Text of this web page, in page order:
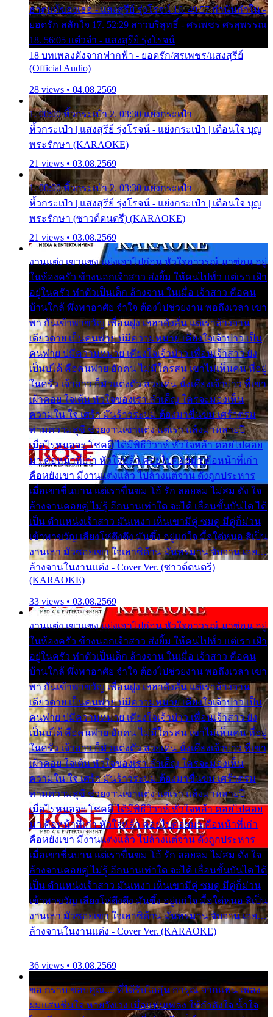
ธาตุแท้ของเธอ - แสงสุรีย์ รุ่งโรจน์ 16. 49:57 กำนันกำใน -
ยอดรัก สลักใจ 17. 52:29 สาวบริสุทธิ์ - ศรเพชร ศรสุพรรณ
18. 56:05 แต๋วจ๋า - แสงสุรีย์ รุ่งโรจน์
18 บทเพลงดังจากฟากฟ้า - ยอดรัก/ศรเพชร/แสงสุรีย์
(Official Audio)
28 views • 04.08.2569
1. 00:00 หิ้วกระเป๋า 2. 03:30 แย่งกระเป๋า
หิ้วกระเป๋า | แสงสุรีย์ รุ่งโรจน์ - แย่งกระเป๋า | เตือนใจ บุญ
พระรักษา (KARAOKE)
21 views • 03.08.2569
1. 00:00 หิ้วกระเป๋า 2. 03:30 แย่งกระเป๋า
หิ้วกระเป๋า | แสงสุรีย์ รุ่งโรจน์ - แย่งกระเป๋า | เตือนใจ บุญ
พระรักษา (ซาวด์ดนตรี) (KARAOKE)
21 views • 03.08.2569
งานแต่ง เขาแซง แย่งเอาไปก่อน หัวใจอาวรณ์ มาซ่อน อยู่
ในห้องครัว ข้างนอกเจ้าสาว ส่งยิ้ม ให้คนไปทั่ว แต่เรา เฝ้า
อยู่ในครัว ทำตัวเป็นเด็ก ล้างจาน ในเมื่อ เจ้าสาว คือคน
บ้านใกล้ พึ่งพาอาศัย จำใจ ต้องไปช่วยงาน พอถึงเวลา เขา
พา กันเข้าพาขวัญ เพื่อนฝูง เฮฮาดังลั่น แต่เราล้างจาน
เดียวดาย เป็นคนพ่าย บ่มีความหมาย เคียงใจเจ้าบ่าว เป็น
คนพ่าย บ่มีความหมาย เคียงใจเจ้าบ่าว เพื่อนเจ้าสาว ยัง
เป็นบ่ได้ คือคนพ่าย ฮักคน ไม่มีใครสน เขาไม่เห็นคน ที่อยู่
ในครัว เจ้าสาว ก็มัวแต่งตัว สวยเด่น นั่งเคียงเจ้าบ่าว ที่เขา
เฝ้าคอย ใจเต้น หัวใจของเรา ลำเค็ญ ใครจะมองเห็น
ความใน ใจ เศร้า มันร้าวระบม ต้องมาขื่นขม เศร้าตรม
ท่ามความสุขี ช่วยงานเขาแต่ง แต่เรา แล้งมาหลายปี
เมื่อไรหนอจะ โชคดี ได้มีพิธีวิวาห์ หัวใจหล้า คอยไปคอย
มา คือหน้าที่เก่า หัวใจหล้า คอยไปคอยมา คือหน้าที่เก่า
คือหยังเขา มีงานแต่งแล้ว ไปล้างแต่จาน ดั่งถูกประหาร
เมื่อเขาชื่นบาน แต่เราขื่นขม โอ้ รัก ลอยลม ไม่สม ดัง ใจ
ล้างจานคอยคู่ ไม่รู้ อีกนานเท่าใด จะได้ เลื่อนขั้นบันได ได้
เป็น ตำแหน่งเจ้าสาว มันเหงา เห็นเขามีคู่ ซมดู มีคู่ก็ม่วน
เข้าพาขวัญ เสียงโห่ตึงตึง มันซึ้ง อยู่แก่ใจ มื้อใด๋หนอ สิเป็น
งานเฮา มัวซอยเขา ใจเฮาซิด้าน มันทรมาน จับจาน เอย…
ล้างจานในงานแต่ง - Cover Ver. (ซาวด์ดนตรี)
(KARAOKE)
33 views • 03.08.2569
งานแต่ง เขาแซง แย่งเอาไปก่อน หัวใจอาวรณ์ มาซ่อน อยู่
ในห้องครัว ข้างนอกเจ้าสาว ส่งยิ้ม ให้คนไปทั่ว แต่เรา เฝ้า
อยู่ในครัว ทำตัวเป็นเด็ก ล้างจาน ในเมื่อ เจ้าสาว คือคน
บ้านใกล้ พึ่งพาอาศัย จำใจ ต้องไปช่วยงาน พอถึงเวลา เขา
พา กันเข้าพาขวัญ เพื่อนฝูง เฮฮาดังลั่น แต่เราล้างจาน
เดียวดาย เป็นคนพ่าย บ่มีความหมาย เคียงใจเจ้าบ่าว เป็น
คนพ่าย บ่มีความหมาย เคียงใจเจ้าบ่าว เพื่อนเจ้าสาว ยัง
เป็นบ่ได้ คือคนพ่าย ฮักคน ไม่มีใครสน เขาไม่เห็นคน ที่อยู่
ในครัว เจ้าสาว ก็มัวแต่งตัว สวยเด่น นั่งเคียงเจ้าบ่าว ที่เขา
เฝ้าคอย ใจเต้น หัวใจของเรา ลำเค็ญ ใครจะมองเห็น
ความใน ใจ เศร้า มันร้าวระบม ต้องมาขื่นขม เศร้าตรม
ท่ามความสุขี ช่วยงานเขาแต่ง แต่เรา แล้งมาหลายปี
เมื่อไรหนอจะ โชคดี ได้มีพิธีวิวาห์ หัวใจหล้า คอยไปคอย
มา คือหน้าที่เก่า หัวใจหล้า คอยไปคอยมา คือหน้าที่เก่า
คือหยังเขา มีงานแต่งแล้ว ไปล้างแต่จาน ดั่งถูกประหาร
เมื่อเขาชื่นบาน แต่เราขื่นขม โอ้ รัก ลอยลม ไม่สม ดัง ใจ
ล้างจานคอยคู่ ไม่รู้ อีกนานเท่าใด จะได้ เลื่อนขั้นบันได ได้
เป็น ตำแหน่งเจ้าสาว มันเหงา เห็นเขามีคู่ ซมดู มีคู่ก็ม่วน
เข้าพาขวัญ เสียงโห่ตึงตึง มันซึ้ง อยู่แก่ใจ มื้อใด๋หนอ สิเป็น
งานเฮา มัวซอยเขา ใจเฮาซิด้าน มันทรมาน จับจาน เอย…
ล้างจานในงานแต่ง - Cover Ver. (KARAOKE)
36 views • 03.08.2569
ขอ กราบ ขอบคุณ.... ที่ได้รับไออุ่น การุณ จากแฟน เพลง
ผมแสนชื่นใจ หายวังเวง เมื่อแฟนเพลง ให้กำลังใจ น้ำใจ